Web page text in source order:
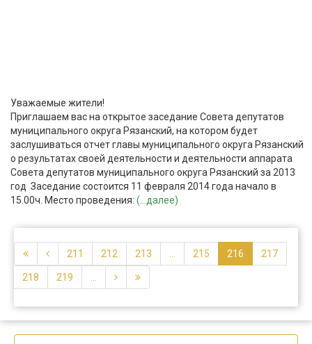
Уважаемые жители!
Приглашаем вас на открытое заседание Совета депутатов
муниципального округа Рязанский, на котором будет
заслушиваться отчет главы муниципального округа Рязанский
о результатах своей деятельности и деятельности аппарата
Совета депутатов муниципального округа Рязанский за 2013
год Заседание состоится 11 февраля 2014 года начало в
15.00ч. Место проведения: (...далее)
211 212 213 215 216 217
218 219